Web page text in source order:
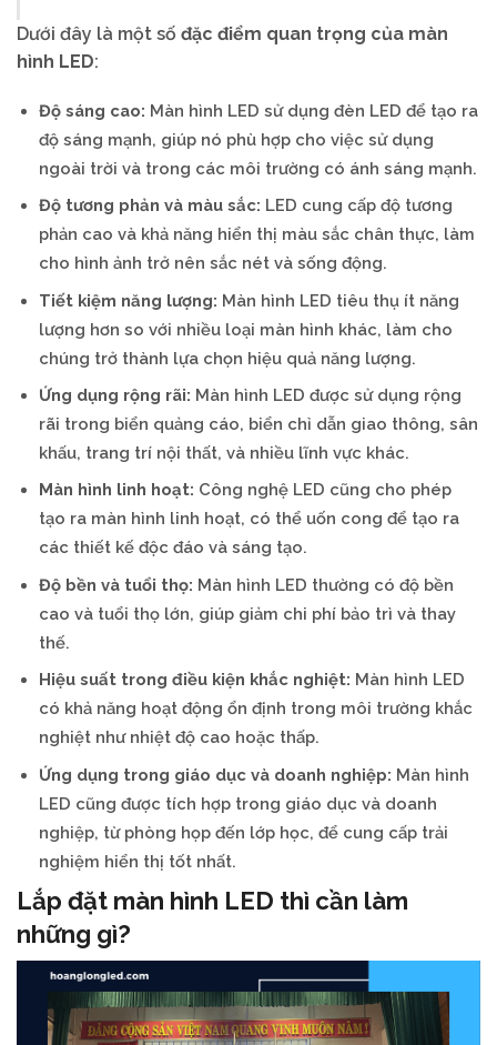
Dưới đây là một số đặc điểm quan trọng của màn
hình LED:
Độ sáng cao: Màn hình LED sử dụng đèn LED để tạo ra
độ sáng mạnh, giúp nó phù hợp cho việc sử dụng
ngoài trời và trong các môi trường có ánh sáng mạnh.
Độ tương phản và màu sắc: LED cung cấp độ tương
phản cao và khả năng hiển thị màu sắc chân thực, làm
cho hình ảnh trở nên sắc nét và sống động.
Tiết kiệm năng lượng: Màn hình LED tiêu thụ ít năng
lượng hơn so với nhiều loại màn hình khác, làm cho
chúng trở thành lựa chọn hiệu quả năng lượng.
Ứng dụng rộng rãi: Màn hình LED được sử dụng rộng
rãi trong biển quảng cáo, biển chỉ dẫn giao thông, sân
khấu, trang trí nội thất, và nhiều lĩnh vực khác.
Màn hình linh hoạt: Công nghệ LED cũng cho phép
tạo ra màn hình linh hoạt, có thể uốn cong để tạo ra
các thiết kế độc đáo và sáng tạo.
Độ bền và tuổi thọ: Màn hình LED thường có độ bền
cao và tuổi thọ lớn, giúp giảm chi phí bảo trì và thay
thế.
Hiệu suất trong điều kiện khắc nghiệt: Màn hình LED
có khả năng hoạt động ổn định trong môi trường khắc
nghiệt như nhiệt độ cao hoặc thấp.
Ứng dụng trong giáo dục và doanh nghiệp: Màn hình
LED cũng được tích hợp trong giáo dục và doanh
nghiệp, từ phòng họp đến lớp học, để cung cấp trải
nghiệm hiển thị tốt nhất.
Lắp đặt màn hình LED thì cần làm
những gì?